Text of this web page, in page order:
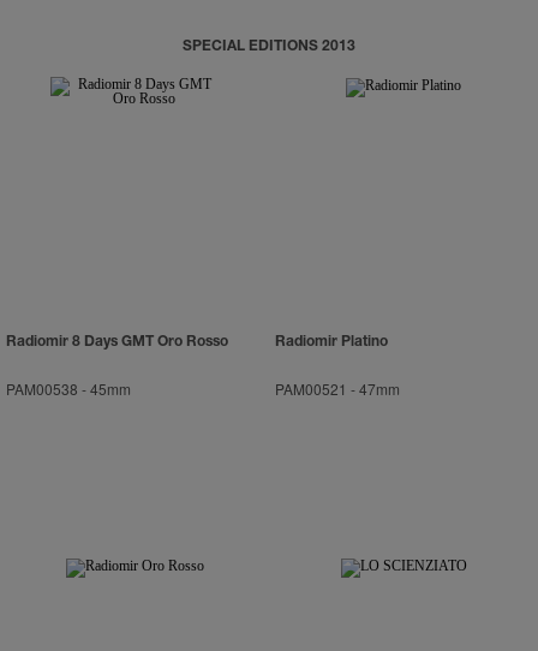
SPECIAL EDITIONS 2013
Radiomir 8 Days GMT Oro Rosso
PAM00538 -45mm
Radiomir Platino
PAM00521 -47mm